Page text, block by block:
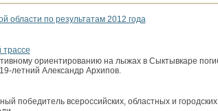
области по результатам 2012 года
ориентированию на лыжах в Сыктывкаре
летний Александр Архипов.
победитель всероссийских, областных и городских